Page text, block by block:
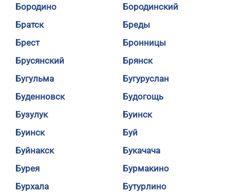
Бородино
Бородинский
Братск
Бреды
Брест
Бронницы
Брусянский
Брянск
Бугульма
Бугуруслан
Буденновск
Будогощь
Бузулук
Буинск
Буинск
Буй
Буйнакск
Букачача
Бурея
Бурмакино
Бурхала
Бутурлино